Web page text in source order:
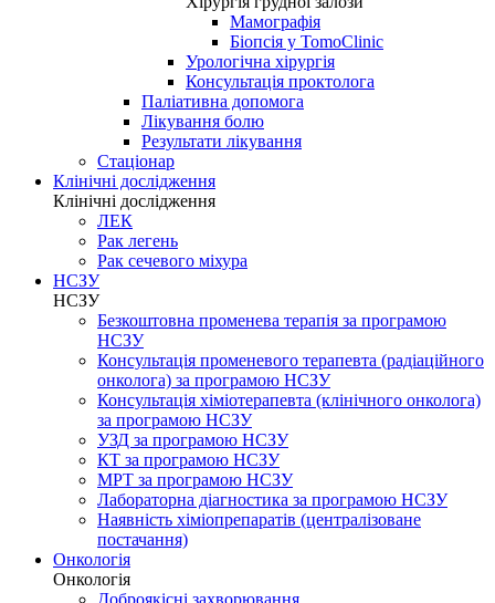
Мамографія
Біопсія у TomoClinic
Урологічна хірургія
Консультація проктолога
Паліативна допомога
Лікування болю
Результати лікування
Стаціонар
Клінічні дослідження
Клінічні дослідження
ЛЕК
Рак легень
Рак сечевого міхура
НСЗУ
НСЗУ
Безкоштовна променева терапія за програмою
НСЗУ
Консультація променевого терапевта (радіаційного
онколога) за програмою НСЗУ
Консультація хіміотерапевта (клінічного онколога)
за програмою НСЗУ
УЗД за програмою НСЗУ
КТ за програмою НСЗУ
МРТ за програмою НСЗУ
Лабораторна діагностика за програмою НСЗУ
Наявність хіміопрепаратів (централізоване
постачання)
Онкологія
Онкологія
Доброякісні захворювання